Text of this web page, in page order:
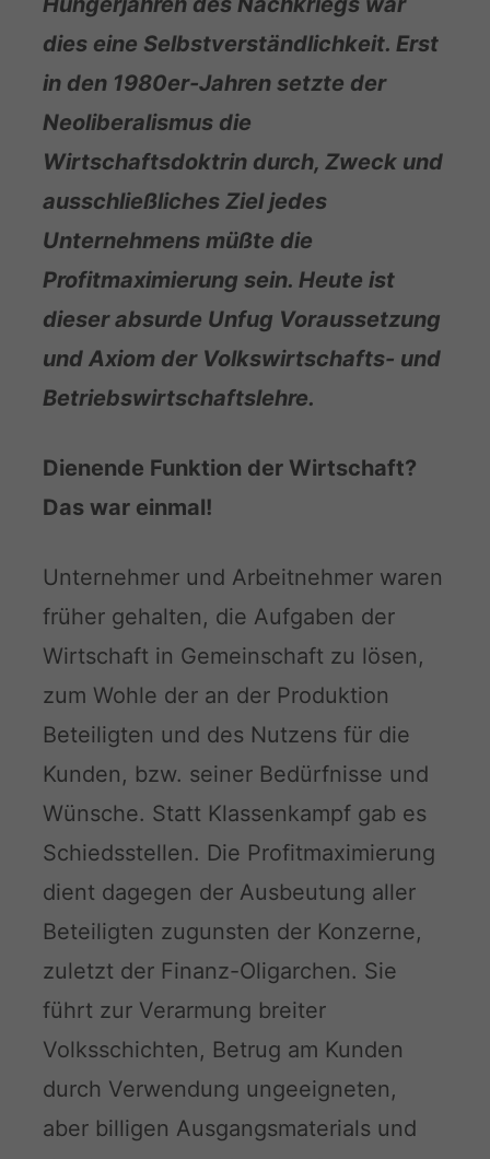
dies eine Selbstverständlichkeit. Erst
in den 1980er-Jahren setzte der
Neoliberalismus die
Wirtschaftsdoktrin durch, Zweck und
ausschließliches Ziel jedes
Unternehmens müßte die
Profitmaximierung sein. Heute ist
dieser absurde Unfug Voraussetzung
und Axiom der Volkswirtschafts- und
Betriebswirtschaftslehre.
Dienende Funktion der Wirtschaft?
Das war einmal!
Unternehmer und Arbeitnehmer waren
früher gehalten, die Aufgaben der
Wirtschaft in Gemeinschaft zu lösen,
zum Wohle der an der Produktion
Beteiligten und des Nutzens für die
Kunden, bzw. seiner Bedürfnisse und
Wünsche. Statt Klassenkampf gab es
Schiedsstellen. Die Profitmaximierung
dient dagegen der Ausbeutung aller
Beteiligten zugunsten der Konzerne,
zuletzt der Finanz-Oligarchen. Sie
führt zur Verarmung breiter
Volksschichten, Betrug am Kunden
durch Verwendung ungeeigneten,
aber billigen Ausgangsmaterials und